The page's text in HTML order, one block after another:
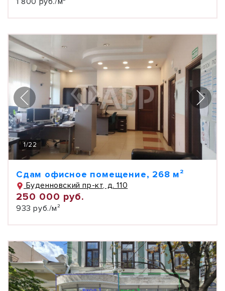
1/22
Сдам офисное помещение, 268 м²
Буденновский пр-кт, д. 110
250 000 руб.
933 руб./м²